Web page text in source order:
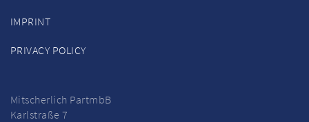
IMPRINT
PRIVACY POLICY
Mitscherlich PartmbB
Karlstraße 7